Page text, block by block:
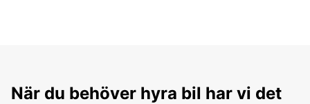
När du behöver hyra bil har vi det